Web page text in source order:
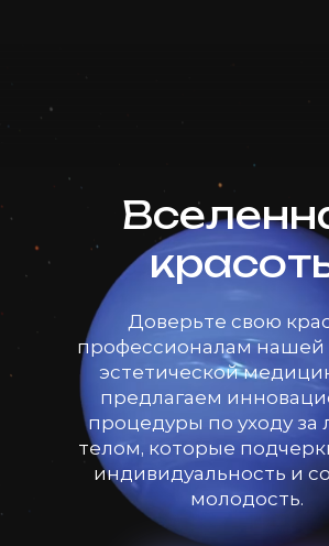
Доверьте свою
профессионалам нашей
эстетической
предлагаем
процедуры по уходу за
телом, которые
индивидуальность и
молодость.